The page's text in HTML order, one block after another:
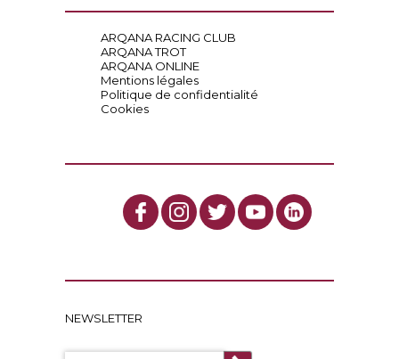
ARQANA RACING CLUB
ARQANA TROT
ARQANA ONLINE
Mentions légales
Politique de confidentialité
Cookies
NEWSLETTER